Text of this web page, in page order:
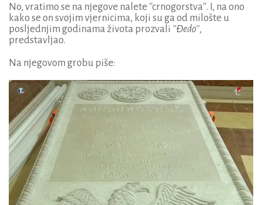
No, vratimo se na njegove nalete ''crnogorstva''. I, na ono
kako se on svojim vjernicima, koji su ga od milošte u
posljednjim godinama života prozvali ''Đedo'',
predstavljao.
Na njegovom grobu piše: